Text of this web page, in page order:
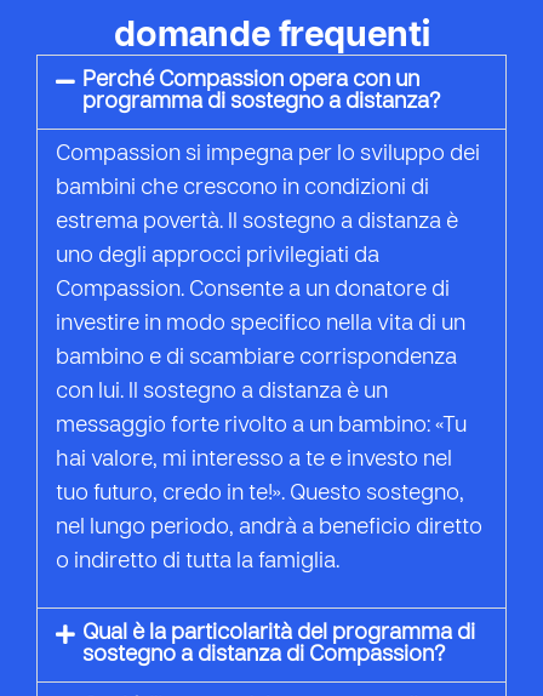
domande frequenti
Perché Compassion opera con un
programma di sostegno a distanza?
Compassion si impegna per lo sviluppo dei
bambini che crescono in condizioni di
estrema povertà. Il sostegno a distanza è
uno degli approcci privilegiati da
Compassion. Consente a un donatore di
investire in modo specifico nella vita di un
bambino e di scambiare corrispondenza
con lui. Il sostegno a distanza è un
messaggio forte rivolto a un bambino: «Tu
hai valore, mi interesso a te e investo nel
tuo futuro, credo in te!». Questo sostegno,
nel lungo periodo, andrà a beneficio diretto
o indiretto di tutta la famiglia.
Qual è la particolarità del programma di
sostegno a distanza di Compassion?